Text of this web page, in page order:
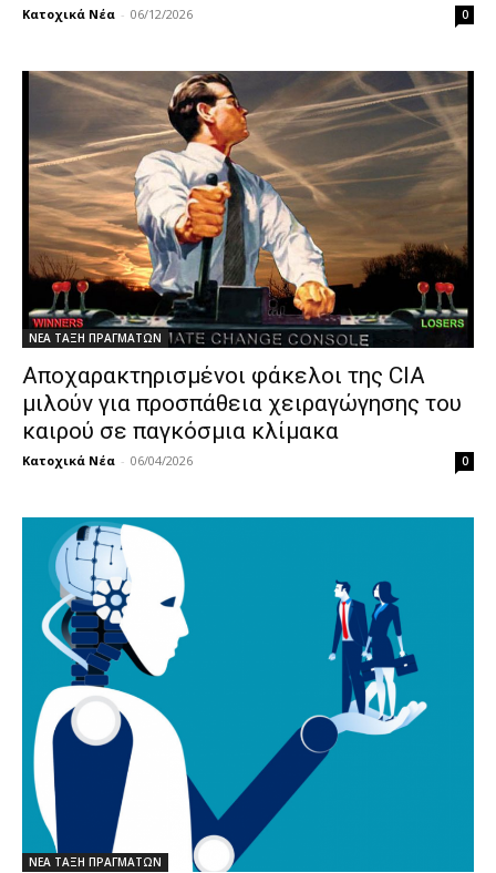
Κατοχικά Νέα - 06/12/2026 0
ΝΕΑ ΤΑΞΗ ΠΡΑΓΜΑΤΩΝ
Αποχαρακτηρισμένοι φάκελοι της CIA
μιλούν για προσπάθεια χειραγώγησης του
καιρού σε παγκόσμια κλίμακα
Κατοχικά Νέα - 06/04/2026 0
ΝΕΑ ΤΑΞΗ ΠΡΑΓΜΑΤΩΝ